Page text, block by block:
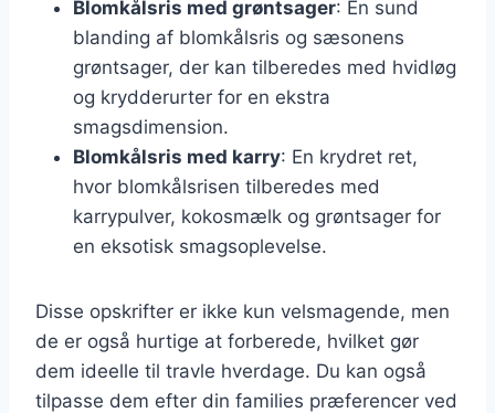
Blomkålsris med grøntsager: En sund
blanding af blomkålsris og sæsonens
grøntsager, der kan tilberedes med hvidløg
og krydderurter for en ekstra
smagsdimension.
Blomkålsris med karry: En krydret ret,
hvor blomkålsrisen tilberedes med
karrypulver, kokosmælk og grøntsager for
en eksotisk smagsoplevelse.
Disse opskrifter er ikke kun velsmagende, men
de er også hurtige at forberede, hvilket gør
dem ideelle til travle hverdage. Du kan også
tilpasse dem efter din families præferencer ved